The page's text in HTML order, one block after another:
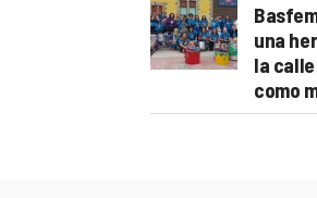
una
la
como